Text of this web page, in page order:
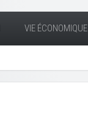
VIE ÉCONOMIQUE